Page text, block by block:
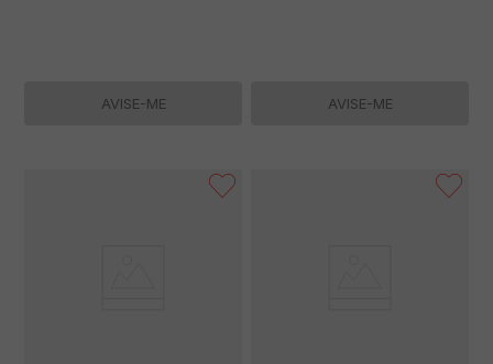
AVISE-ME AVISE-ME